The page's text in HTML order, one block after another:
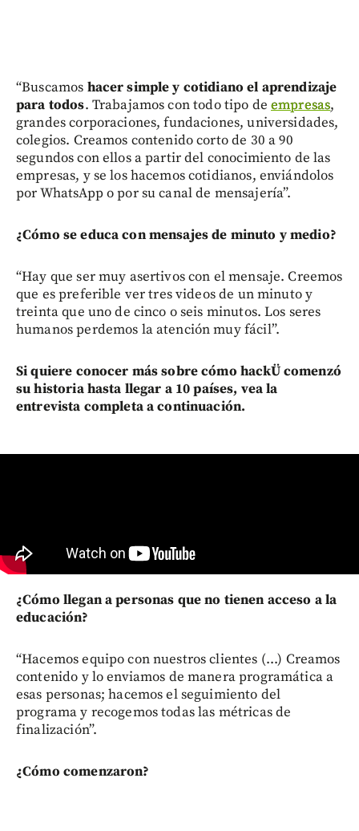
“Buscamos hacer simple y cotidiano el aprendizaje
para todos. Trabajamos con todo tipo deempresas,
grandes corporaciones, fundaciones, universidades,
colegios. Creamos contenido corto de 30 a 90
segundos con ellos a partir del conocimiento de las
empresas, y se los hacemos cotidianos, enviándolos
por WhatsApp o por su canal de mensajería”.
¿Cómo se educa con mensajes de minuto y medio?
“Hay que ser muy asertivos con el mensaje. Creemos
que es preferible ver tres videos de un minuto y
treinta que uno de cinco o seis minutos. Los seres
humanos perdemos la atención muy fácil”.
Si quiere conocer más sobre cómo hackÜ comenzó
su historia hasta llegar a 10 países, vea la
entrevista completa a continuación.
¿Cómo llegan a personas que no tienen acceso a la
educación?
“Hacemos equipo con nuestros clientes (...) Creamos
contenido y lo enviamos de manera programática a
esas personas; hacemos el seguimiento del
programa y recogemos todas las métricas de
finalización”.
¿Cómo comenzaron?